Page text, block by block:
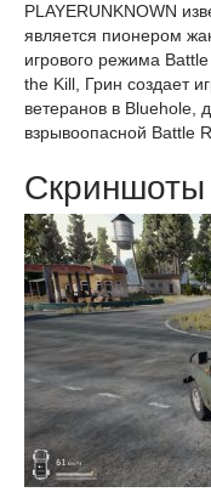
PLAYERUNKNOWN
является пионером
игрового режима
the Kill, Грин создает
ветеранов в Bluehole,
взрывоопасной Battle
Скриншоты